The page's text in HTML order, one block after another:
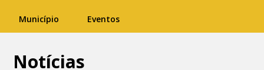
Município Eventos
Notícias